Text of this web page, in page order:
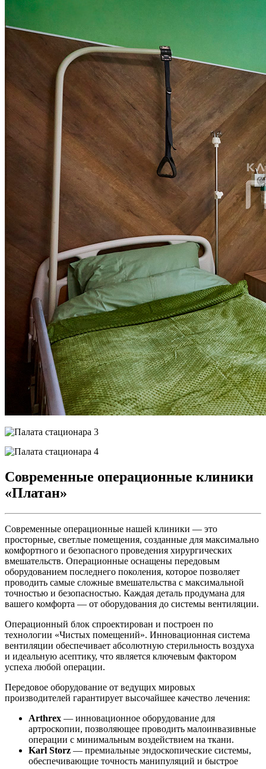
Современные операционные клиники
«Платан»
Современные операционные нашей клиники — это
просторные, светлые помещения, созданные для максимально
комфортного и безопасного проведения хирургических
вмешательств. Операционные оснащены передовым
оборудованием последнего поколения, которое позволяет
проводить самые сложные вмешательства с максимальной
точностью и безопасностью. Каждая деталь продумана для
вашего комфорта — от оборудования до системы вентиляции.
Операционный блок спроектирован и построен по
технологии «Чистых помещений». Инновационная система
вентиляции обеспечивает абсолютную стерильность воздуха
и идеальную асептику, что является ключевым фактором
успеха любой операции.
Передовое оборудование от ведущих мировых
производителей гарантирует высочайшее качество лечения:
Arthrex — инновационное оборудование для
артроскопии, позволяющее проводить малоинвазивные
операции с минимальным воздействием на ткани.
Karl Storz — премиальные эндоскопические системы,
обеспечивающие точность манипуляций и быстрое